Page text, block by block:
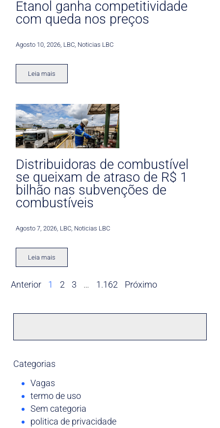
Etanol ganha competitividade
com queda nos preços
Agosto 10, 2026 LBC Noticias LBC
Leia mais
Distribuidoras de combustível
se queixam de atraso de R$ 1
bilhão nas subvenções de
combustíveis
Agosto 7, 2026 LBC Noticias LBC
Leia mais
Anterior 1 2 3 … 1.162 Próximo
Categorias
Vagas
termo de uso
Sem categoria
politica de privacidade